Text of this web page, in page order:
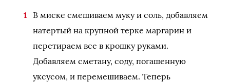
В миске смешиваем муку и соль, добавляем
натертый на крупной терке маргарин и
перетираем все в крошку руками.
Добавляем сметану, соду, погашенную
уксусом, и перемешиваем. Теперь